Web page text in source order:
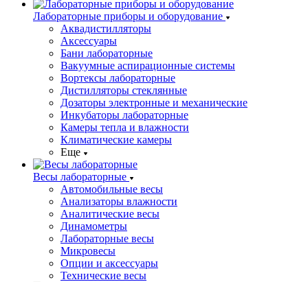
Лабораторные приборы и оборудование
Аквадистилляторы
Аксессуары
Бани лабораторные
Вакуумные аспирационные системы
Вортексы лабораторные
Дистилляторы стеклянные
Дозаторы электронные и механические
Инкубаторы лабораторные
Камеры тепла и влажности
Климатические камеры
Еще
Весы лабораторные
Автомобильные весы
Анализаторы влажности
Аналитические весы
Динамометры
Лабораторные весы
Микровесы
Опции и аксессуары
Технические весы